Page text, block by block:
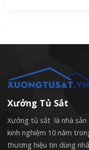
Xưởng Tủ Sắt
Xưởng tủ sắt là nhà sản
kinh nghiệm 10 năm
thương hiệu tin dùng